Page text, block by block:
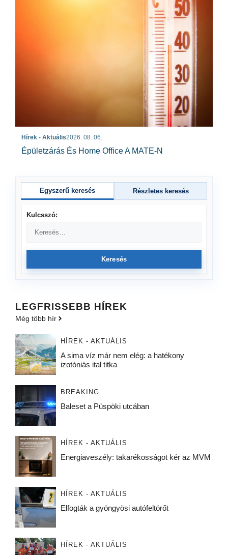
Hírek - Aktuális2026. 08. 06.
Épületzárás És Home Office A MATE-N
Egyszerű keresés Részletes keresés
Kulcsszó:
Keresés
LEGFRISSEBB HÍREK
Még több hír
HÍREK - AKTUÁLIS
A sima víz már nem elég: a hatékony
izotóniás ital titka
BREAKING
Baleset a Püspöki utcában
HÍREK - AKTUÁLIS
Energiaveszély: takarékosságot kér az MVM
HÍREK - AKTUÁLIS
Elfogták a gyöngyösi autófeltörőt
HÍREK - AKTUÁLIS